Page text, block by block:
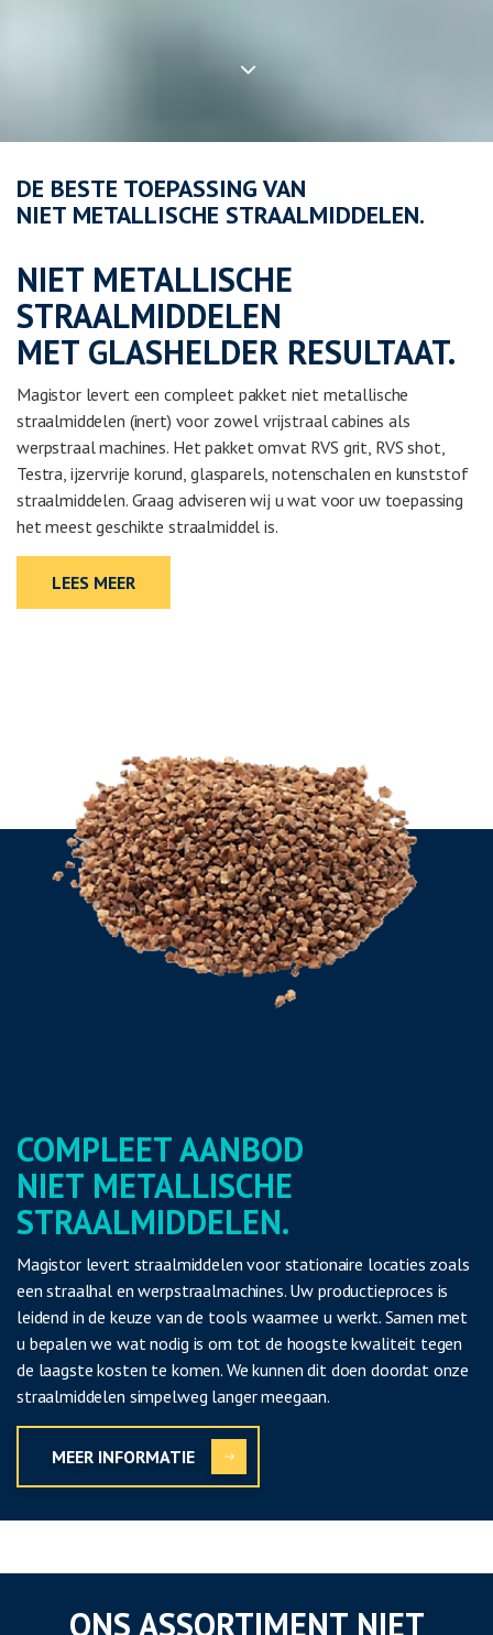
DE BESTE TOEPASSING VAN
NIET METALLISCHE STRAALMIDDELEN.
NIET METALLISCHE
STRAALMIDDELEN
MET GLASHELDER RESULTAAT.
Magistor levert een compleet pakket niet metallische
straalmiddelen (inert) voor zowel vrijstraal cabines als
werpstraal machines. Het pakket omvat RVS grit, RVS shot,
Testra, ijzervrije korund, glasparels, notenschalen en kunststof
straalmiddelen. Graag adviseren wij u wat voor uw toepassing
het meest geschikte straalmiddel is.
LEES MEER
COMPLEET AANBOD
NIET METALLISCHE
STRAALMIDDELEN.
Magistor levert straalmiddelen voor stationaire locaties zoals
een straalhal en werpstraalmachines. Uw productieproces is
leidend in de keuze van de tools waarmee u werkt. Samen met
u bepalen we wat nodig is om tot de hoogste kwaliteit tegen
de laagste kosten te komen. We kunnen dit doen doordat onze
straalmiddelen simpelweg langer meegaan.
MEER INFORMATIE
ONS ASSORTIMENT NIET